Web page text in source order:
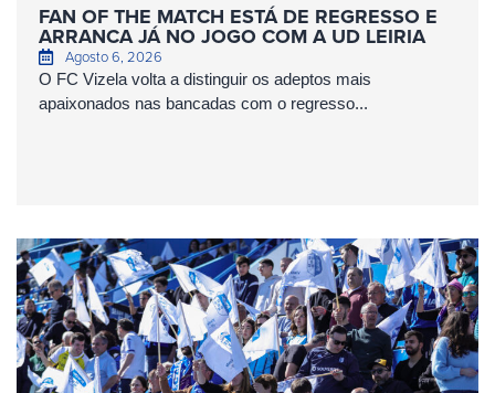
FAN OF THE MATCH ESTÁ DE REGRESSO E
ARRANCA JÁ NO JOGO COM A UD LEIRIA
Agosto 6, 2026
O FC Vizela volta a distinguir os adeptos mais
apaixonados nas bancadas com o regresso...